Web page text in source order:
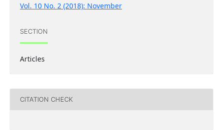
Vol. 10 No. 2 (2018): November
SECTION
Articles
CITATION CHECK